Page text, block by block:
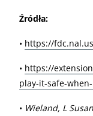
Źródła:
• https://
• https://
play-it-safe-
• Wieland, L